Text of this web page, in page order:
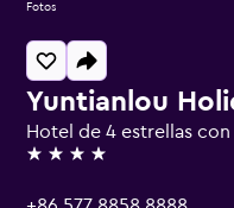
Yuntianlou
Hotel de 4 estrellas
4 estrellas
Fotos